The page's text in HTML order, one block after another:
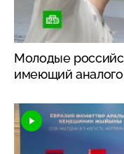
Молодые
имеющий